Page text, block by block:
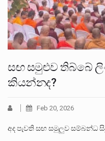
සඟ සමුළුව තිබ්බේ
කියන්නද?
Feb 20, 2026
​අද පැවති සඟ සමුලුව සම්බන්ධ